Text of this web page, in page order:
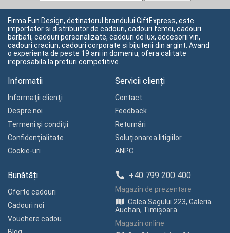
Firma Fun Design, detinatorul brandului GiftExpress, este
importator si distribuitor de cadouri, cadouri femei, cadouri
barbati, cadouri personalizate, cadouri de lux, accesorii vin,
cadouri craciun, cadouri corporate si bijuterii din argint. Avand
o experienta de peste 19 ani in domeniu, ofera calitate
ireprosabila la preturi competitive.
Informatii
Informaţii clienţi
Despre noi
Termeni și condiții
Confidenţialitate
Cookie-uri
Servicii clienți
Contact
Feedback
Returnări
Soluționarea litigiilor
ANPC
Bunătăți
Oferte cadouri
Cadouri noi
Vouchere cadou
+40 799 200 400
Magazin de prezentare
Calea Sagului 223, Galeria
Auchan, Timișoara
Magazin online